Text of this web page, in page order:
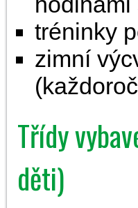
tréninky
zimní
Třídy
děti)